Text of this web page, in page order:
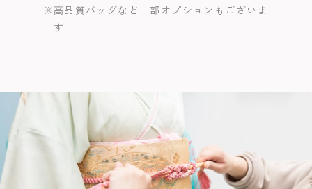
高品質バッグなど一部オプションもございま
す